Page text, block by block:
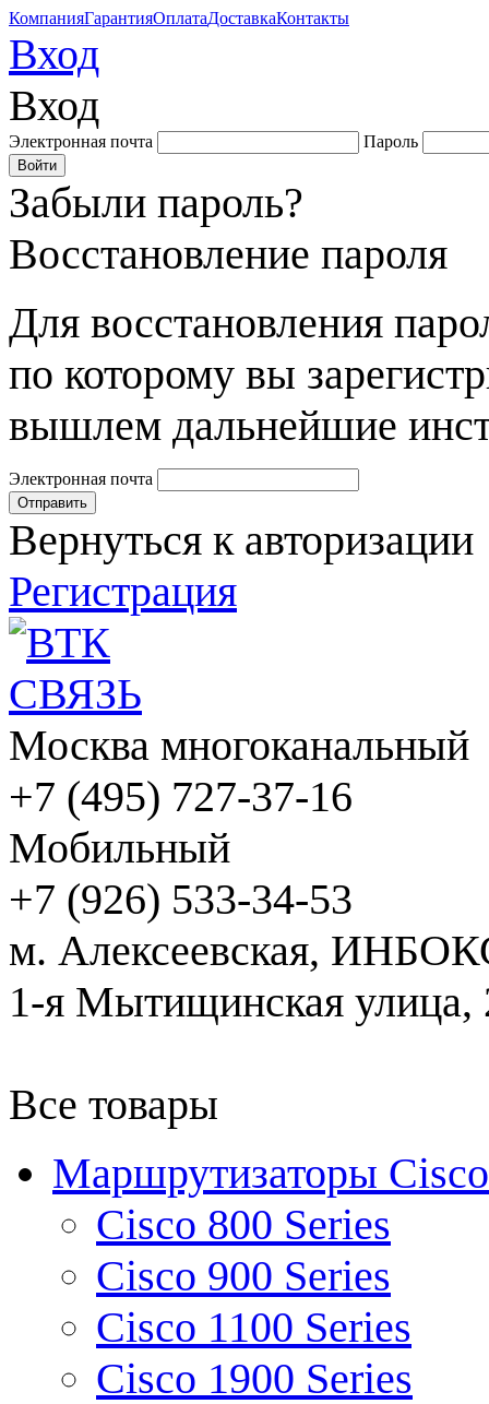
КомпанияГарантияОплатаДоставкаКонтакты
Вход
Вход
Электронная почта Пароль
Забыли пароль?
Восстановление пароля
Для восстановления
по которому вы
вышлем дальнейшие
Электронная почта
Вернуться к авторизации
Регистрация
Москва многоканальный
+7 (495) 727-37-16
Мобильный
+7 (926) 533-34-53
м. Алексеевская,
1-я Мытищинская улица,
Все товары
Маршрутизаторы Cisco
Cisco 800 Series
Cisco 900 Series
Cisco 1100 Series
Cisco 1900 Series